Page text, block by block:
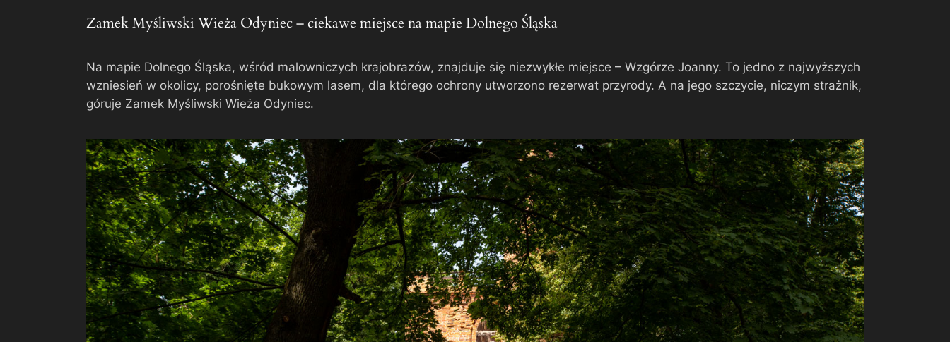
Zamek Myśliwski Wieża Odyniec – ciekawe miejsce na mapie Dolnego Śląska
Na mapie Dolnego Śląska, wśród malowniczych krajobrazów, znajduje się niezwykłe miejsce – Wzgórze Joanny. To jedno z najwyższych
wzniesień w okolicy, porośnięte bukowym lasem, dla którego ochrony utworzono rezerwat przyrody. A na jego szczycie, niczym strażnik,
góruje Zamek Myśliwski Wieża Odyniec.